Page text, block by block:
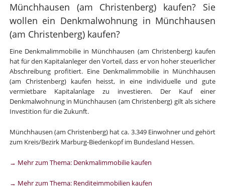
Münchhausen (am Christenberg) kaufen? Sie
wollen ein Denkmalwohnung in Münchhausen
(am Christenberg) kaufen?
Eine Denkmalimmobilie in Münchhausen (am Christenberg) kaufen
hat für den Kapitalanleger den Vorteil, dass er von hoher steuerlicher
Abschreibung profitiert. Eine Denkmalimmobilie in Münchhausen
(am Christenberg) kaufen heisst, in eine individuelle und gute
vermietbare Kapitalanlage zu investieren. Der Kauf einer
Denkmalwohnung in Münchhausen (am Christenberg) gilt als sichere
Investition für die Zukunft.
Münchhausen (am Christenberg) hat ca. 3.349 Einwohner und gehört
zum Kreis/Bezirk Marburg-Biedenkopf im Bundesland Hessen.
→ Mehr zum Thema: Denkmalimmobilie kaufen
→ Mehr zum Thema: Renditeimmobilien kaufen